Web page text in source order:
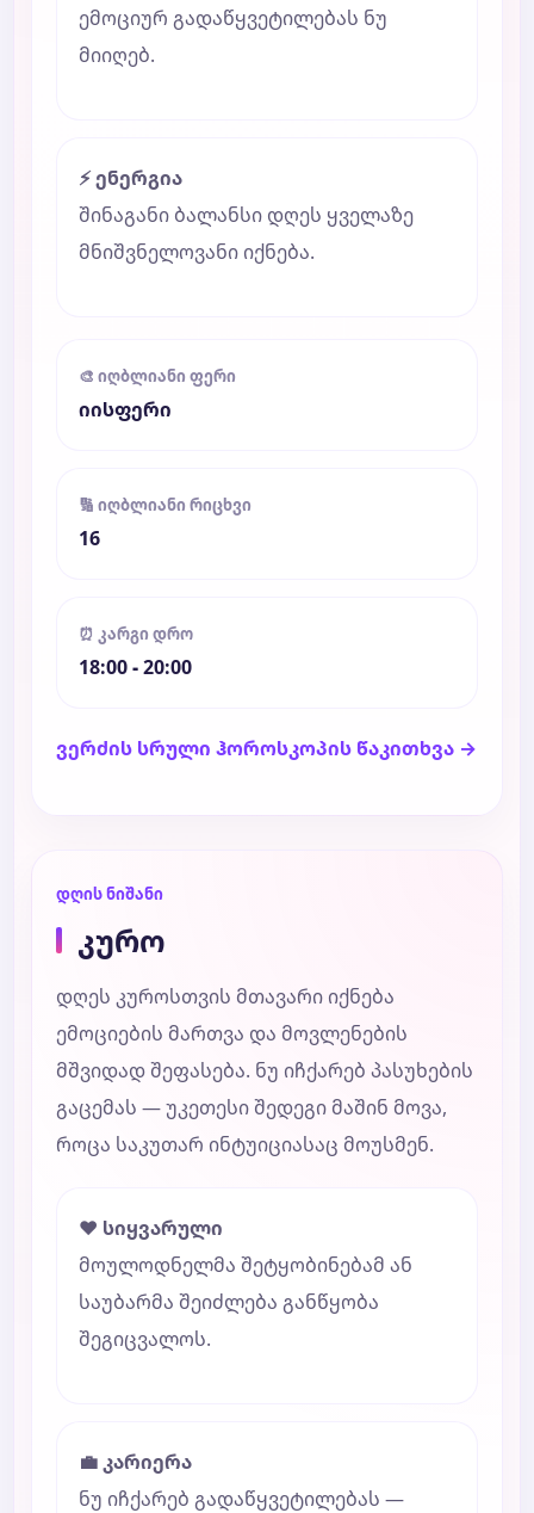
ემოციურ გადაწყვეტილებას ნუ
მიიღებ.
⚡ ენერგია
შინაგანი ბალანსი დღეს ყველაზე
მნიშვნელოვანი იქნება.
🎨 იღბლიანი ფერი
იისფერი
🔢 იღბლიანი რიცხვი
16
⏰ კარგი დრო
18:00 - 20:00
ვერძის სრული ჰოროსკოპის წაკითხვა →
დღის ნიშანი
კურო
დღეს კუროსთვის მთავარი იქნება
ემოციების მართვა და მოვლენების
მშვიდად შეფასება. ნუ იჩქარებ პასუხების
გაცემას — უკეთესი შედეგი მაშინ მოვა,
როცა საკუთარ ინტუიციასაც მოუსმენ.
❤️ სიყვარული
მოულოდნელმა შეტყობინებამ ან
საუბარმა შეიძლება განწყობა
შეგიცვალოს.
💼 კარიერა
ნუ იჩქარებ გადაწყვეტილებას —